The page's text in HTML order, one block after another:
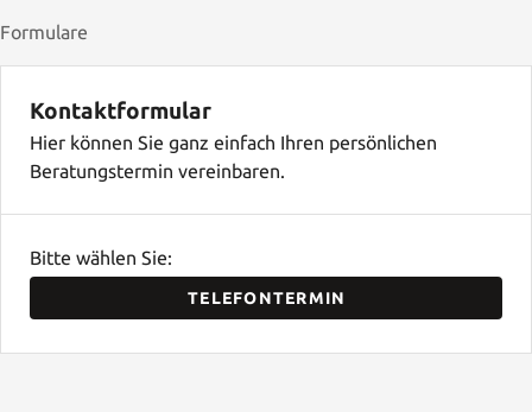
Formulare
Kontaktformular
Hier können Sie ganz einfach Ihren persönlichen
Beratungstermin vereinbaren.
Bitte wählen Sie:
TELEFONTERMIN